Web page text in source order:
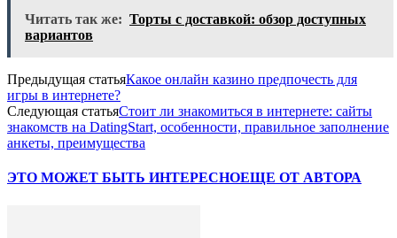
Читать так же: Торты с доставкой: обзор доступных
вариантов
Предыдущая статьяКакое онлайн казино предпочесть для
игры в интернете?
Следующая статьяСтоит ли знакомиться в интернете: сайты
знакомств на DatingStart, особенности, правильное заполнение
анкеты, преимущества
ЭТО МОЖЕТ БЫТЬ ИНТЕРЕСНОЕЩЕ ОТ АВТОРА